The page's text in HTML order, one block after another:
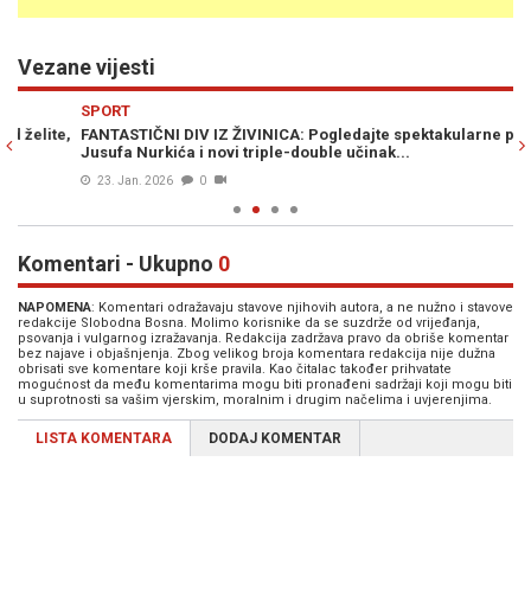
Vezane vijesti
FANTASTIČNI DIV IZ ŽIVINICA: Pogledajte spektakularne poteze
Jusufa Nurkića i novi triple-double učinak...
23. Jan. 2026 0
Komentari - Ukupno 0
NAPOMENA: Komentari odražavaju stavove njihovih autora, a ne nužno i stavove
redakcije Slobodna Bosna. Molimo korisnike da se suzdrže od vrijeđanja,
psovanja i vulgarnog izražavanja. Redakcija zadržava pravo da obriše komentar
bez najave i objašnjenja. Zbog velikog broja komentara redakcija nije dužna
obrisati sve komentare koji krše pravila. Kao čitalac također prihvatate
mogućnost da među komentarima mogu biti pronađeni sadržaji koji mogu biti
u suprotnosti sa vašim vjerskim, moralnim i drugim načelima i uvjerenjima.
LISTA KOMENTARA DODAJ KOMENTAR